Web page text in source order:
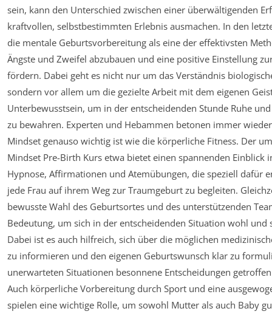
sein, kann den Unterschied zwischen einer überwältigenden
kraftvollen, selbstbestimmten Erlebnis ausmachen. In den
die mentale Geburtsvorbereitung als eine der effektivsten
Ängste und Zweifel abzubauen und eine positive Einstellung
fördern. Dabei geht es nicht nur um das Verständnis
sondern vor allem um die gezielte Arbeit mit dem eigenen
Unterbewusstsein, um in der entscheidenden Stunde Ruhe
zu bewahren. Experten und Hebammen betonen immer
Mindset genauso wichtig ist wie die körperliche Fitness. Der
Mindset Pre-Birth Kurs etwa bietet einen spannenden Einblick
Hypnose, Affirmationen und Atemübungen, die speziell dafür
jede Frau auf ihrem Weg zur Traumgeburt zu begleiten.
bewusste Wahl des Geburtsortes und des unterstützenden
Bedeutung, um sich in der entscheidenden Situation wohl und
Dabei ist es auch hilfreich, sich über die möglichen
zu informieren und den eigenen Geburtswunsch klar zu
unerwarteten Situationen besonnene Entscheidungen
Auch körperliche Vorbereitung durch Sport und eine
spielen eine wichtige Rolle, um sowohl Mutter als auch Baby